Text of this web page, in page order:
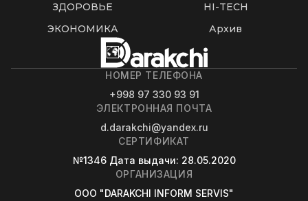
ЗДОРОВЬЕ
HI-TECH
ЭКОНОМИКА
Архив
НОМЕР ТЕЛЕФОНА
+998 97 330 93 91
ЭЛЕКТРОННАЯ ПОЧТА
d.darakchi@yandex.ru
СЕРТИФИКАТ
№1346 Дата выдачи: 28.05.2020
ОРГАНИЗАЦИЯ
OOO "DARAKCHI INFORM SERVIS"